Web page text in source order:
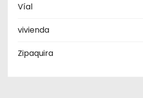
Víal
vivienda
Zipaquira